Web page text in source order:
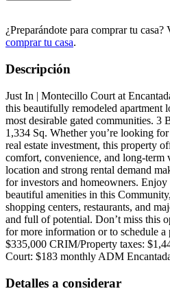
¿Preparándote para comprar tu casa?
comprar tu casa.
Descripción
Just In | Montecillo Court at
this beautifully remodeled apartment
most desirable gated communities. 3
1,334 Sq. Whether you’re looking
real estate investment, this property
comfort, convenience, and long-term
location and strong rental demand
for investors and homeowners.
beautiful amenities in this
shopping centers, restaurants, and
and full of potential. Don’t miss this
for more information or to schedule
$335,000 CRIM/Property taxes:
Court: $183 monthly ADM
Detalles a considerar